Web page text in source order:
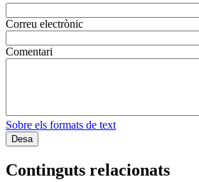
Correu electrònic
Comentari
Sobre els formats de text
Continguts relacionats